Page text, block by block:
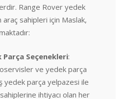
Range Rover yedek
araç sahipleri için Maslak,
Parça Seçenekleri:
ve yedek parça
yedek parça yelpazesi ile
ihtiyacı olan her